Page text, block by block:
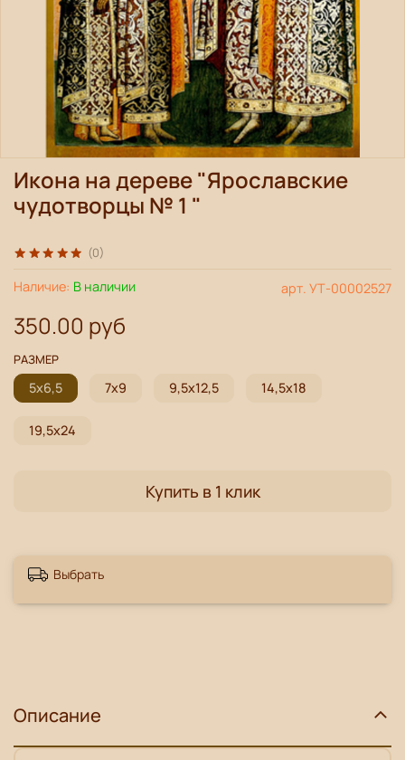
(0)
арт. УТ-00002527
Наличие: В наличии
Икона на дереве "Ярославские
чудотворцы № 1 "
350.00 руб
Купить в 1 клик
РАЗМЕР
5х6,5 7х9 9,5х12,5 14,5х18
19,5х24
Выбрать
Описание